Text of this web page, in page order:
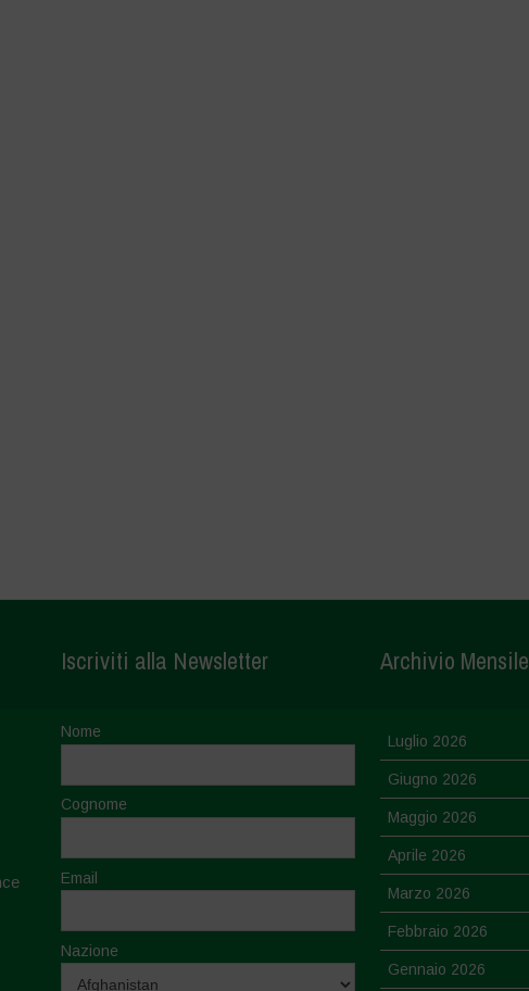
Iscriviti alla Newsletter
Nome
Cognome
Email
Nazione
Archivio Mensile
Luglio 2026
Giugno 2026
Maggio 2026
Aprile 2026
Marzo 2026
Febbraio 2026
Gennaio 2026